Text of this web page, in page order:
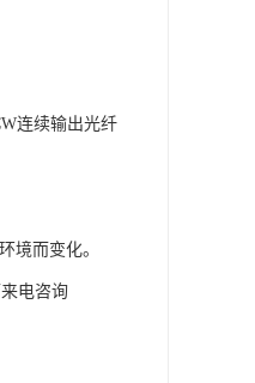
连续输出光纤
境而变化。
电咨询